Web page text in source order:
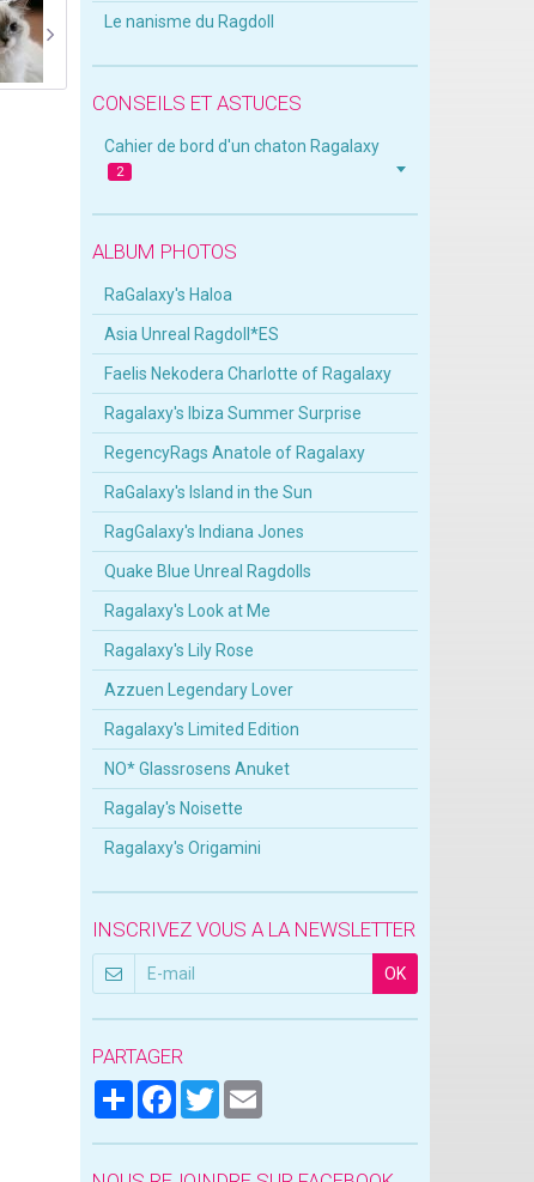
Le nanisme du Ragdoll
CONSEILS ET ASTUCES
Cahier de bord d'un chaton Ragalaxy
2
ALBUM PHOTOS
RaGalaxy's Haloa
Asia Unreal Ragdoll*ES
Faelis Nekodera Charlotte of Ragalaxy
Ragalaxy's Ibiza Summer Surprise
RegencyRags Anatole of Ragalaxy
RaGalaxy's Island in the Sun
RagGalaxy's Indiana Jones
Quake Blue Unreal Ragdolls
Ragalaxy's Look at Me
Ragalaxy's Lily Rose
Azzuen Legendary Lover
Ragalaxy's Limited Edition
NO* Glassrosens Anuket
Ragalay's Noisette
Ragalaxy's Origamini
INSCRIVEZ VOUS A LA NEWSLETTER
OK
PARTAGER
PartagerFacebook
TwitterEmail